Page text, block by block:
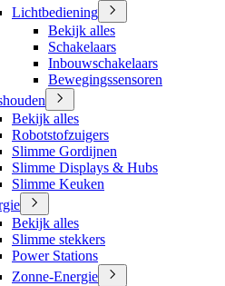
Lichtbediening
Bekijk alles
Schakelaars
Inbouwschakelaars
Bewegingssensoren
Bekijk alles
Robotstofzuigers
Slimme Gordijnen
Slimme Displays & Hubs
Slimme Keuken
Bekijk alles
Slimme stekkers
Power Stations
Zonne-Energie